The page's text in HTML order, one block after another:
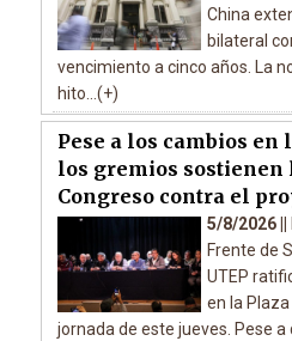
China
bilateral
vencimiento a cinco años. La
hito...(+)
Pese a los cambios en
los gremios sostienen
Congreso contra el
5/8/2026 ||
Frente de
UTEP
en la
jornada de este jueves. Pese a